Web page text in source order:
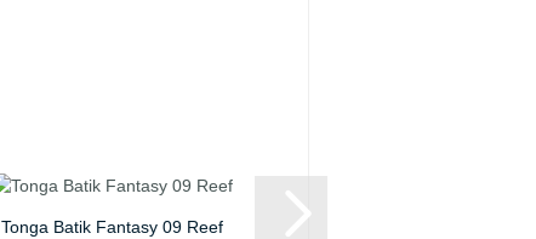
Tonga Batik Fantasy 09 Reef